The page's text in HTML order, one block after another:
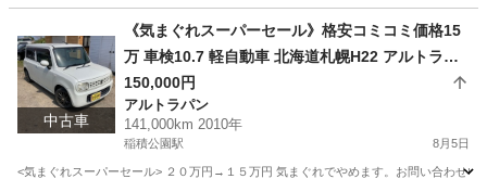
稲積公園駅 ゼスト 預かり金
中古車
《気まぐれスーパーセール》格安コミコミ価格15
万 車検10.7 軽自動車 北海道札幌H22 アルトラパ
ン 4WD
150,000円
アルトラパン
141,000km 2010年
稲積公園駅 8月5日
<気まぐれスーパーセール> ２０万円→１５万円 気まぐれでやめます。お問い合わせ